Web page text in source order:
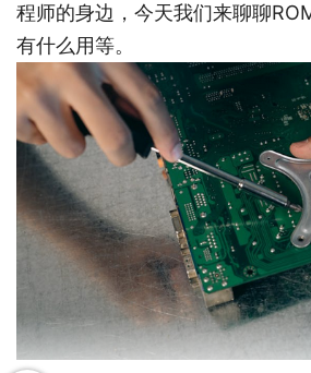
程师的身边，今天我们来聊聊
有什么用等。